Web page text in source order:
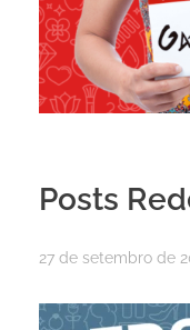
Posts
27 de setembro de